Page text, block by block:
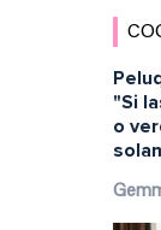
"Si
o